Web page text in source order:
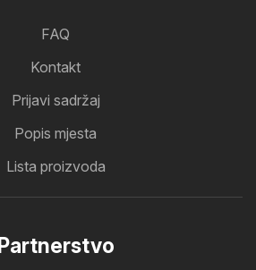
FAQ
Kontakt
Prijavi sadržaj
Popis mjesta
Lista proizvoda
Partnerstvo